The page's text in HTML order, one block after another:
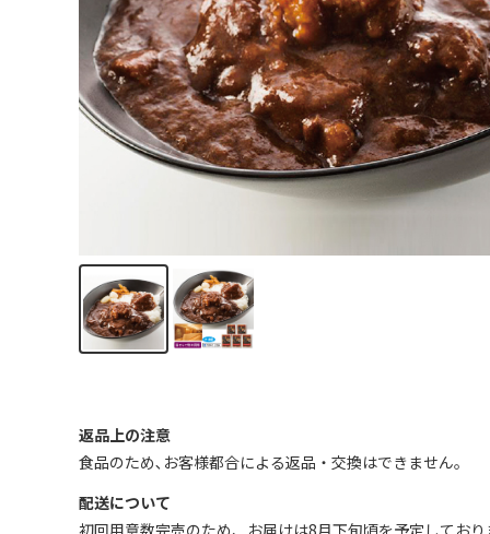
返品上の注意
食品のため､お客様都合による返品・交換はできません｡
配送について
初回用意数完売のため、お届けは8月下旬頃を予定しており